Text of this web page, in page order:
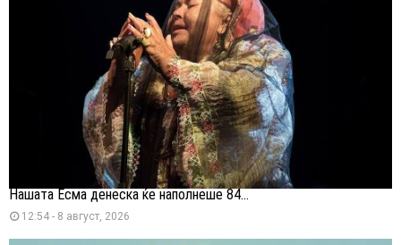
Нашата Есма денеска ќе наполнеше 84...
12:54 - 8 август, 2026